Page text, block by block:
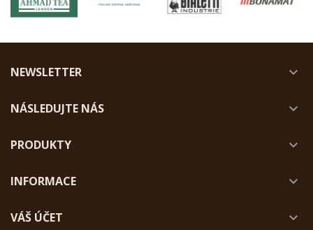
NEWSLETTER 
NÁSLEDUJTE NÁS 
PRODUKTY 
INFORMACE 
VÁŠ ÚČET 